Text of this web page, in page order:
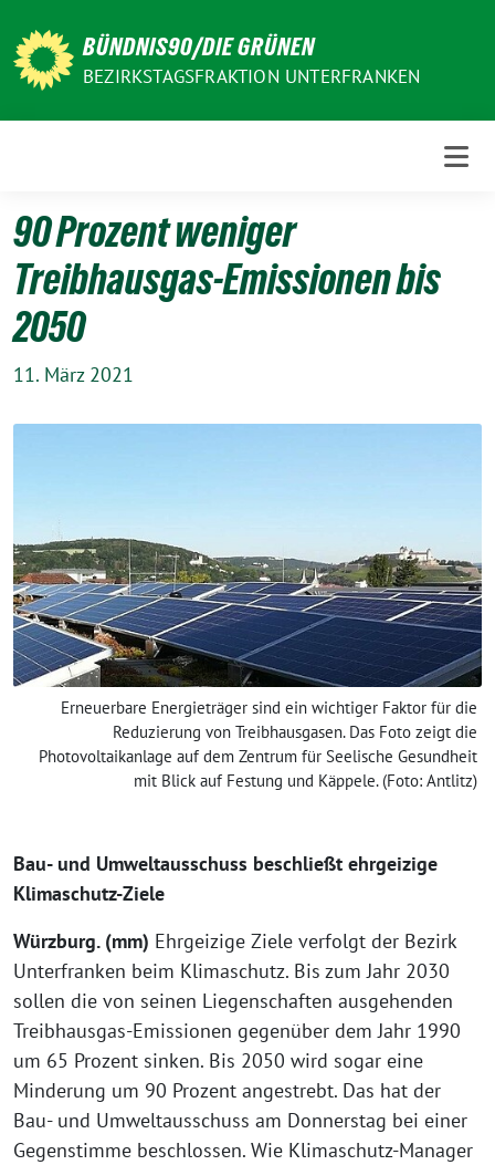
zum
Inhalt
BÜNDNIS90/DIE GRÜNEN
BEZIRKSTAGSFRAKTION UNTERFRANKEN
90 Prozent weniger
Treibhausgas-Emissionen bis
2050
11. März 2021
Erneuerbare Energieträger sind ein wichtiger Faktor für die
Reduzierung von Treibhausgasen. Das Foto zeigt die
Photovoltaikanlage auf dem Zentrum für Seelische Gesundheit
mit Blick auf Festung und Käppele. (Foto: Antlitz)
Bau- und Umweltausschuss beschließt ehrgeizige
Klimaschutz-Ziele
Würzburg. (mm) Ehrgeizige Ziele verfolgt der Bezirk
Unterfranken beim Klimaschutz. Bis zum Jahr 2030
sollen die von seinen Liegenschaften ausgehenden
Treibhausgas-Emissionen gegenüber dem Jahr 1990
um 65 Prozent sinken. Bis 2050 wird sogar eine
Minderung um 90 Prozent angestrebt. Das hat der
Bau- und Umweltausschuss am Donnerstag bei einer
Gegenstimme beschlossen. Wie Klimaschutz-Manager